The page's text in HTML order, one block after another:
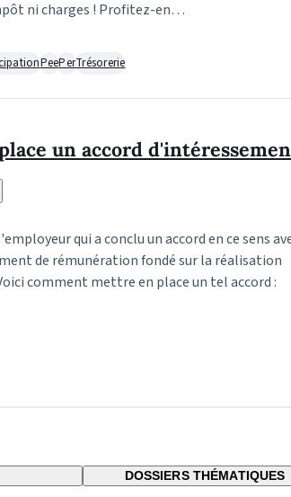
ni charges ! Profitez-en…
PeePerTrésorerie
un accord
qui a conclu un accord en ce sens
de rémunération fondé sur la réalisation
comment mettre en place un tel accord :
DOSSIERS THÉMATIQUES